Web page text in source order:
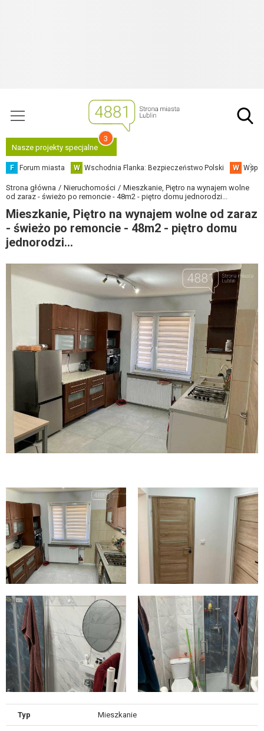
Nasze projekty specjalne
3
F Forum miasta W Wschodnia Flanka: Bezpieczeństwo Polski W
Strona główna Nieruchomości
Mieszkanie, Piętro na wynajem wolne
od zaraz - świeżo po remoncie - 48m2 - piętro domu jednorodzi...
Mieszkanie, Piętro na wynajem wolne od zaraz
- świeżo po remoncie - 48m2 - piętro domu
jednorodzi...
Typ Mieszkanie